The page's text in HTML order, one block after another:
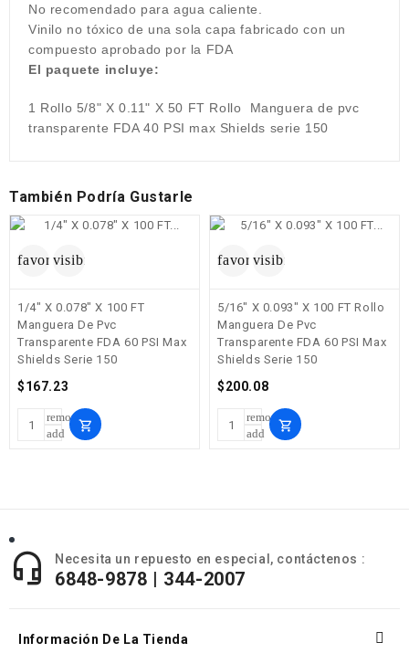
No recomendado para agua caliente.
Vinilo no tóxico de una sola capa fabricado con un
compuesto aprobado por la FDA
El paquete incluye:
1 Rollo 5/8" X 0.11" X 50 FT Rollo
Manguera de pvc
transparente FDA 40 PSI max Shields serie 150
También Podría Gustarle
favorite_border
visibility
1/4" X 0.078" X 100 FT
Manguera De Pvc
Transparente FDA 60 PSI Max
Shields Serie 150
$167.23
remove
add
shopping_cart
favorite_border
visibility
5/16" X 0.093" X 100 FT Rollo
Manguera De Pvc
Transparente FDA 60 PSI Max
Shields Serie 150
$200.08Precio
remove
add
shopping_cart
 Necesita un repuesto en especial, contáctenos :
6848-9878 | 344-2007
Información De La Tienda 